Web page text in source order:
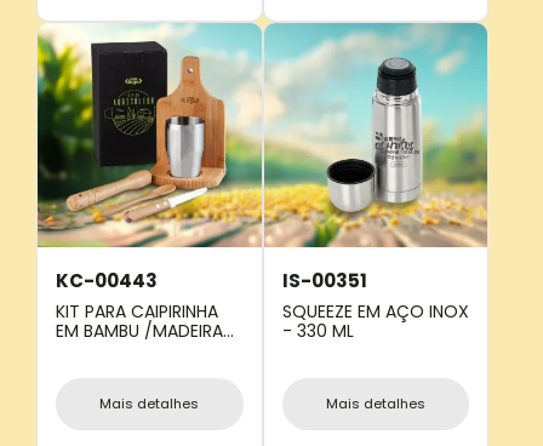
KC-00443
KIT PARA CAIPIRINHA
EM BAMBU /MADEIRA
Mais detalhes
IS-00351
SQUEEZE EM AÇO INOX
- 330 ML
Mais detalhes